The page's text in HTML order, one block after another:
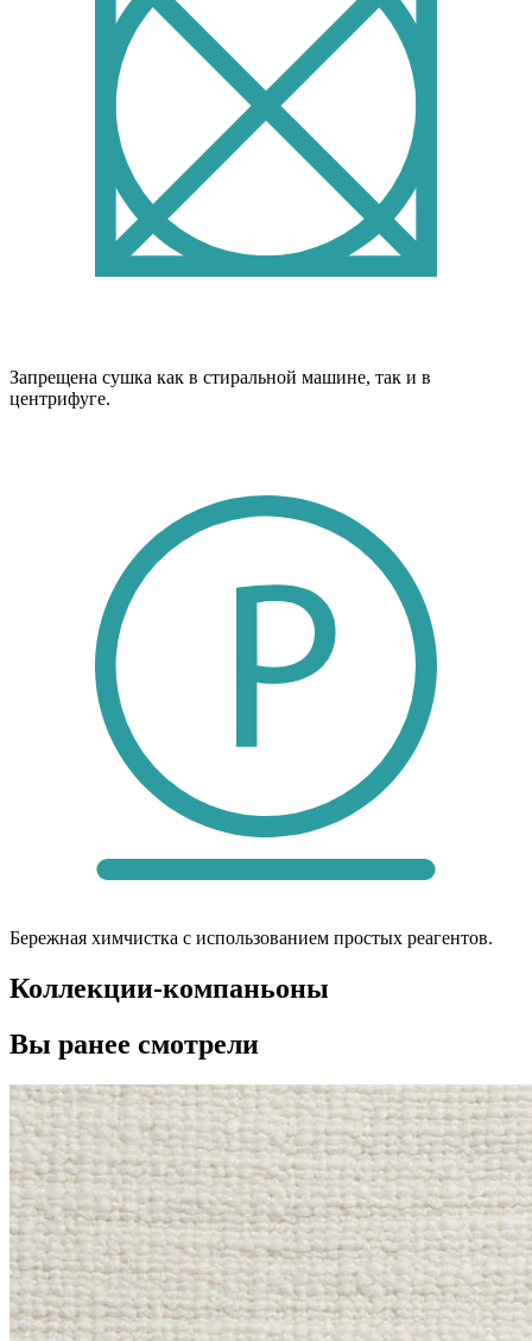
Запрещена сушка как в стиральной машине, так и в
центрифуге.
Бережная химчистка с использованием простых реагентов.
Коллекции-компаньоны
Вы ранее смотрели